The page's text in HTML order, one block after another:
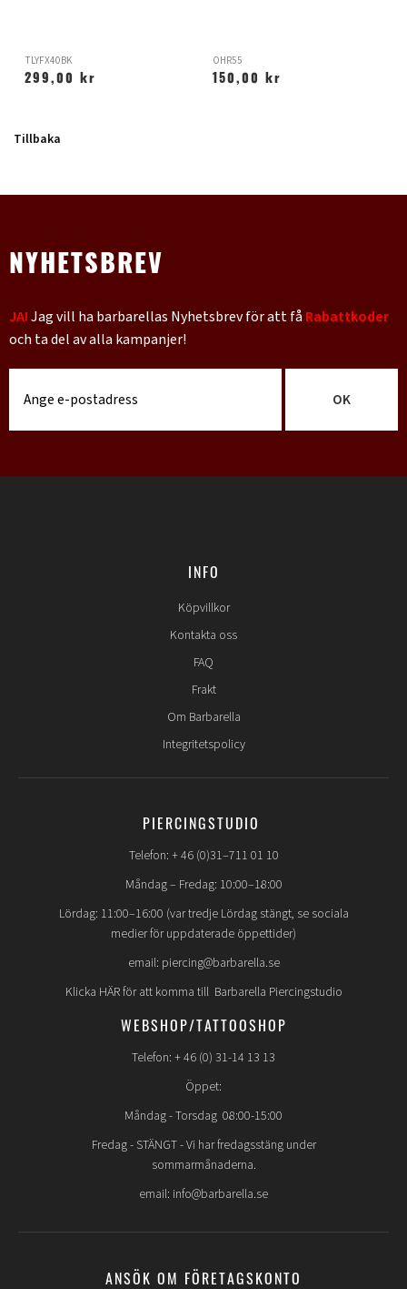
TLYFX40BK
299,00 kr
OHR55
150,00 kr
Tillbaka
NYHETSBREV
JA!Jag vill ha barbarellas Nyhetsbrev för att fåRabattkoder
och ta del av alla kampanjer!
OK
INFO
Köpvillkor
Kontakta oss
FAQ
Frakt
Om Barbarella
Integritetspolicy
PIERCINGSTUDIO
Telefon: + 46 (0)31–711 01 10
Måndag – Fredag: 10:00–18:00
Lördag: 11:00–16:00 (var tredje Lördag stängt, se sociala
medier för uppdaterade öppettider)
email: piercing@barbarella.se
Klicka HÄR för att komma till Barbarella Piercingstudio
WEBSHOP/TATTOOSHOP
Telefon: + 46 (0) 31-14 13 13
Öppet:
Måndag - Torsdag 08:00-15:00
Fredag - STÄNGT- Vi har fredagsstäng under
sommarmånaderna.
email: info@barbarella.se
ANSÖK OM FÖRETAGSKONTO